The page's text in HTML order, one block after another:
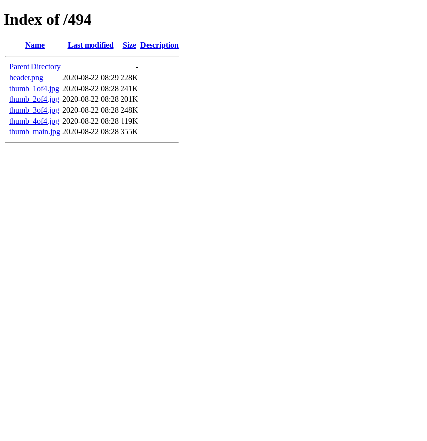
Index of /494
Name Last modified Size Description
Parent Directory
-
header.png
2020-08-22 08:29 228K
thumb_1of4.jpg 2020-08-22 08:28 241K
thumb_2of4.jpg 2020-08-22 08:28 201K
thumb_3of4.jpg 2020-08-22 08:28 248K
thumb_4of4.jpg 2020-08-22 08:28 119K
thumb_main.jpg 2020-08-22 08:28 355K